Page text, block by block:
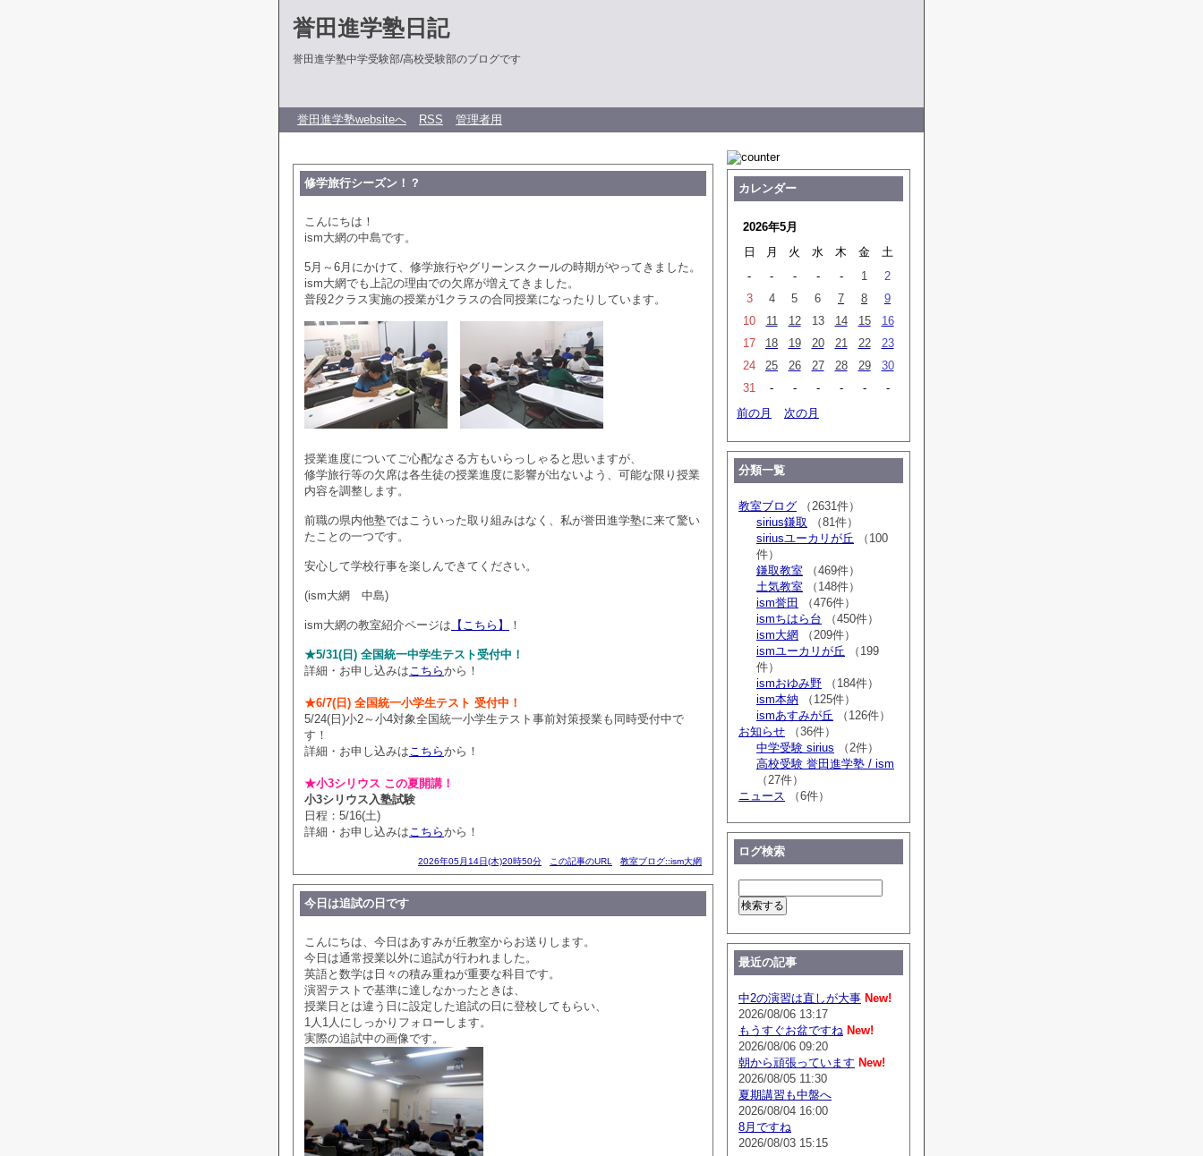
誉田進学塾日記
誉田進学塾中学受験部/高校受験部のブログです
誉田進学塾websiteへ RSS 管理者用
修学旅行シーズン！？
こんにちは！
ism大網の中島です。
5月～6月にかけて、修学旅行やグリーンスクールの時期がやってきました。
ism大網でも上記の理由での欠席が増えてきました。
普段2クラス実施の授業が1クラスの合同授業になったりしています。
授業進度についてご心配なさる方もいらっしゃると思いますが、
修学旅行等の欠席は各生徒の授業進度に影響が出ないよう、可能な限り授業
内容を調整します。
前職の県内他塾ではこういった取り組みはなく、私が誉田進学塾に来て驚い
たことの一つです。
安心して学校行事を楽しんできてください。
(ism大網 中島)
ism大網の教室紹介ページは 【こちら】 ！
★5/31(日) 全国統一中学生テスト受付中！
詳細・お申し込みはこちらから！
★6/7(日) 全国統一小学生テスト 受付中！
5/24(日)小2～小4対象全国統一小学生テスト事前対策授業も同時受付中で
す！
詳細・お申し込みはこちらから！
★小3シリウス この夏開講！
小3シリウス入塾試験
日程：5/16(土)
詳細・お申し込みはこちらから！
2026年05月14日(木)20時50分 この記事のURL 教室ブログ::ism大網
今日は追試の日です
こんにちは、今日はあすみが丘教室からお送りします。
今日は通常授業以外に追試が行われました。
英語と数学は日々の積み重ねが重要な科目です。
演習テストで基準に達しなかったときは、
授業日とは違う日に設定した追試の日に登校してもらい、
1人1人にしっかりフォローします。
実際の追試中の画像です。
カレンダー
2026年5月
日
月 火 水 木 金
土
-
- - - - 1
2
3
4 5 6 7 8
9
10
11 12 13 14 15
16
17
18 19 20 21 22
23
24
25 26 27 28 29
30
31
- - - - -
-
前の月
次の月
分類一覧
教室ブログ （2631件）
sirius鎌取 （81件）
siriusユーカリが丘 （100
件）
鎌取教室 （469件）
土気教室 （148件）
ism誉田
（476件）
ismちはら台 （450件）
ism大網 （209件）
ismユーカリが丘 （199
件）
ismおゆみ野 （184件）
ism本納 （125件）
ismあすみが丘 （126件）
お知らせ （36件）
中学受験 sirius （2件）
高校受験 誉田進学塾 / ism
（27件）
ニュース （6件）
ログ検索
最近の記事
中2の演習は直しが大事 New!
2026/08/06 13:17
もうすぐお盆ですね New!
2026/08/06 09:20
朝から頑張っています New!
2026/08/05 11:30
夏期講習も中盤へ
2026/08/04 16:00
8月ですね
2026/08/03 15:15